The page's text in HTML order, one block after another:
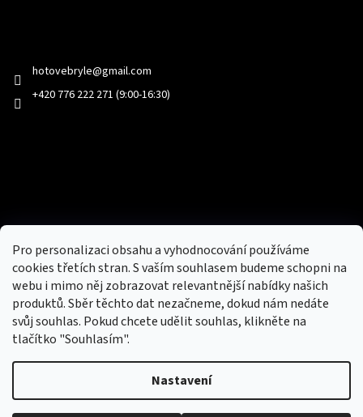
Pro personalizaci obsahu a vyhodnocování používáme
cookies třetích stran. S vaším souhlasem budeme schopni na
webu i mimo něj zobrazovat relevantnější nabídky našich
produktů. Sběr těchto dat nezačneme, dokud nám nedáte
svůj souhlas. Pokud chcete udělit souhlas, klikněte na
tlačítko "Souhlasím".
Nastavení
hotovebryle@gmail.com
+420 776 222 271 (9:00-16:30)
Nový obchod s batohy, cestovními zavazadly, tašky a peněženky